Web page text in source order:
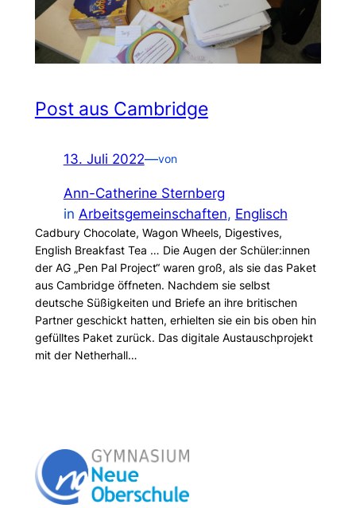
Post aus Cambridge
13. Juli 2022—von
Ann-Catherine Sternberg
in Arbeitsgemeinschaften, Englisch
Cadbury Chocolate, Wagon Wheels, Digestives,
English Breakfast Tea … Die Augen der Schüler:innen
der AG „Pen Pal Project“ waren groß, als sie das Paket
aus Cambridge öffneten. Nachdem sie selbst
deutsche Süßigkeiten und Briefe an ihre britischen
Partner geschickt hatten, erhielten sie ein bis oben hin
gefülltes Paket zurück. Das digitale Austauschprojekt
mit der Netherhall…